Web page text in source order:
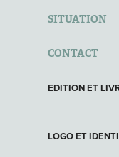
SITUATION
CONTACT
EDITION ET
LOGO ET